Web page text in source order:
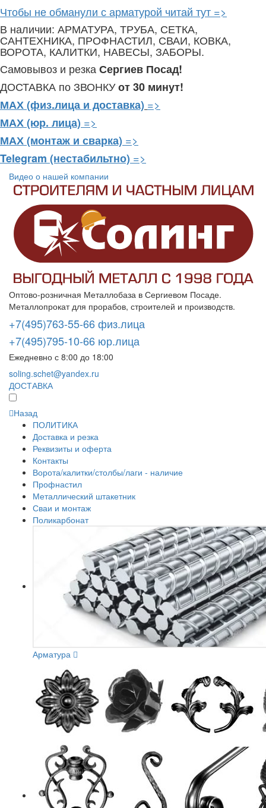
Чтобы не обманули с арматурой читай тут =>
В наличии: АРМАТУРА, ТРУБА, СЕТКА,
САНТЕХНИКА, ПРОФНАСТИЛ, СВАИ, КОВКА,
ВОРОТА, КАЛИТКИ, НАВЕСЫ, ЗАБОРЫ.
Самовывоз и резка Сергиев Посад!
ДОСТАВКА по ЗВОНКУот 30 минут!
МАХ (физ.лица и доставка) =>
МАХ (юр. лица) =>
МАХ (монтаж и сварка) =>
Telegram (нестабильтно) =>
Видео о нашей компании
Оптово-розничная Металлобаза в Сергиевом Посаде.
Металлопрокат для прорабов, строителей и производств.
+7(495)763-55-66 физ.лица
+7(495)795-10-66 юр.лица
Ежедневно с 8:00 до 18:00
soling.schet@yandex.ru
ДОСТАВКА
Назад
ПОЛИТИКА
Доставка и резка
Реквизиты и оферта
Контакты
Ворота/калитки/столбы/лаги - наличие
Профнастил
Металлический штакетник
Сваи и монтаж
Поликарбонат
Арматура